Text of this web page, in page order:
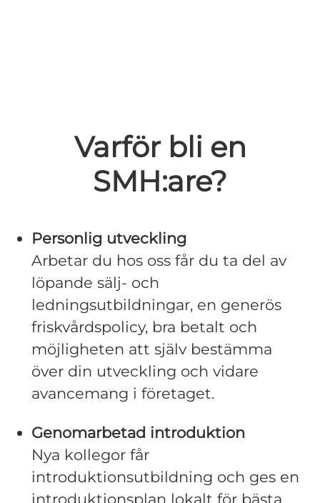
Varför bli en
SMH:are?
Personlig utveckling
Arbetar du hos oss får du ta del av
löpande sälj- och
ledningsutbildningar, en generös
friskvårdspolicy, bra betalt och
möjligheten att själv bestämma
över din utveckling och vidare
avancemang i företaget.
Genomarbetad introduktion
Nya kollegor får
introduktionsutbildning och ges en
introduktionsplan lokalt för bästa